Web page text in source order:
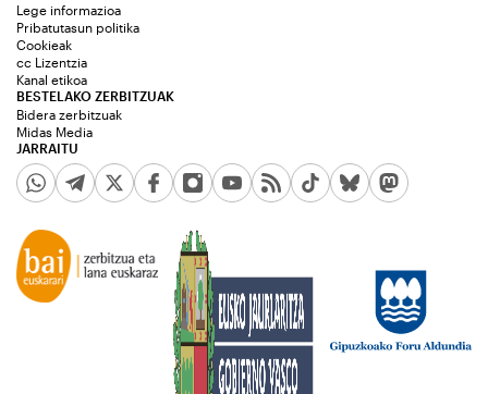
JARRAITU
Lege informazioa
Pribatutasun politika
Cookieak
cc Lizentzia
Kanal etikoa
BESTELAKO ZERBITZUAK
Bidera zerbitzuak
Midas Media